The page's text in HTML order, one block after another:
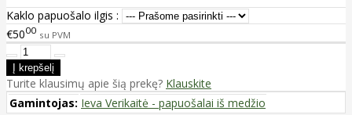
Kaklo papuošalo ilgis :
€5000 su PVM
Turite klausimų apie šią prekę? Klauskite
Gamintojas: Ieva Verikaitė - papuošalai iš medžio